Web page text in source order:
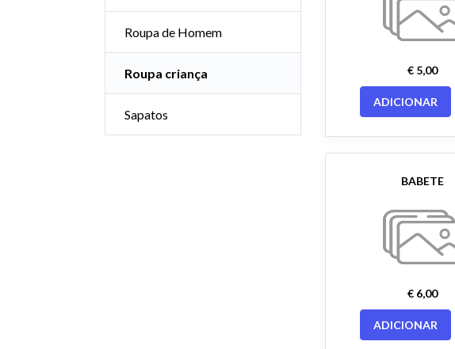
Roupa de Homem
Roupa criança
Sapatos
€ 5,00
ADICIONAR
BABETE
€ 6,00
ADICIONAR